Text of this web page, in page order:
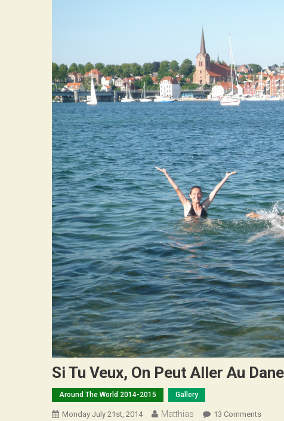
Si Tu Veux, On Peut Aller Au
Around The World 2014-2015 Gallery
Monday July 21st, 2014 Matthias 13 CommentsOn